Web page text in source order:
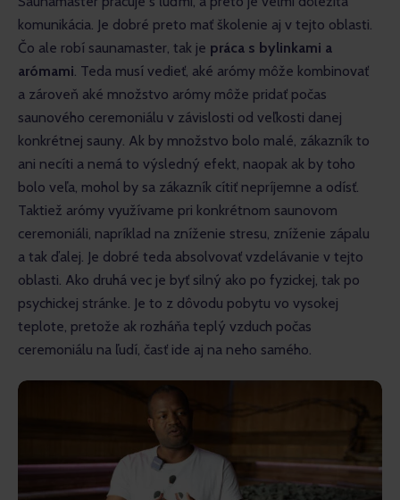
komunikácia. Je dobré preto mať školenie aj v tejto oblasti.
Čo ale robí saunamaster, tak je práca s bylinkami a
arómami. Teda musí vedieť, aké arómy môže kombinovať
a zároveň aké množstvo arómy môže pridať počas
saunového ceremoniálu v závislosti od veľkosti danej
konkrétnej sauny. Ak by množstvo bolo malé, zákazník to
ani necíti a nemá to výsledný efekt, naopak ak by toho
bolo veľa, mohol by sa zákazník cítiť nepríjemne a odísť.
Taktiež arómy využívame pri konkrétnom saunovom
ceremoniáli, napríklad na zníženie stresu, zníženie zápalu
a tak ďalej. Je dobré teda absolvovať vzdelávanie v tejto
oblasti. Ako druhá vec je byť silný ako po fyzickej, tak po
psychickej stránke. Je to z dôvodu pobytu vo vysokej
teplote, pretože ak rozháňa teplý vzduch počas
ceremoniálu na ľudí, časť ide aj na neho samého.